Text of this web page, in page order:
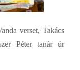
verset, Takács
Péter tanár úr